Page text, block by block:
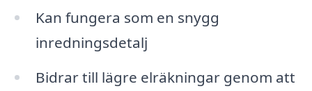
Kan fungera som en snygg
inredningsdetalj
Bidrar till lägre elräkningar genom att